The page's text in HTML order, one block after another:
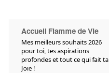
Accueil Flamme de Vie
Mes meilleurs souhaits 2026
pour toi, tes aspirations
profondes et tout ce qui fait ta
Joie !